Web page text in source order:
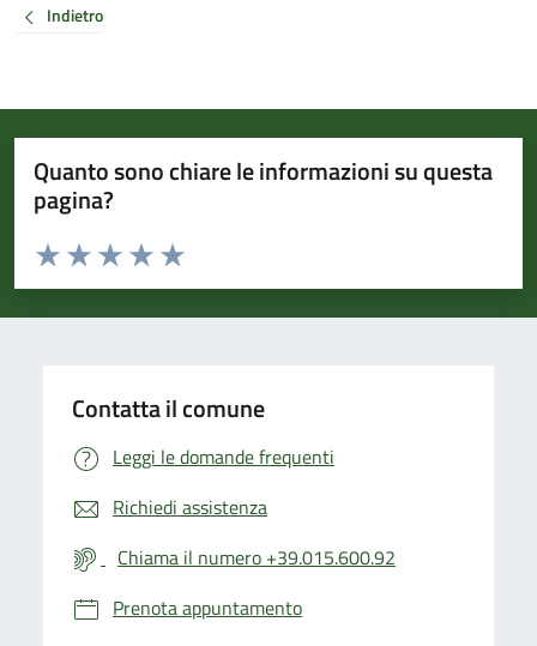
Indietro
Quanto sono chiare le informazioni su questa
pagina?
Valuta da 1 a 5 stelle la pagina
Valuta 5 stelle su 5
Valuta 4 stelle su 5
Valuta 3 stelle su 5
Valuta 2 stelle su 5
Valuta 1 stelle su 5
Contatta il comune
Leggi le domande frequenti
Richiedi assistenza
Chiama il numero +39.015.600.92
Prenota appuntamento